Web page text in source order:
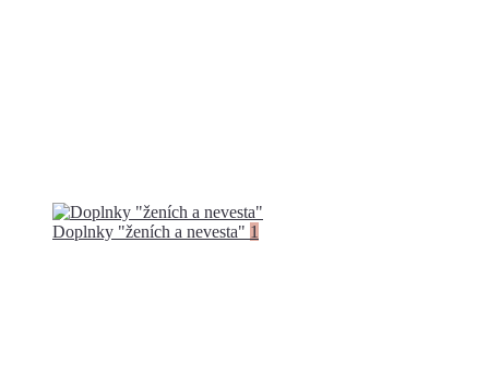
Doplnky "ženích a nevesta" 1